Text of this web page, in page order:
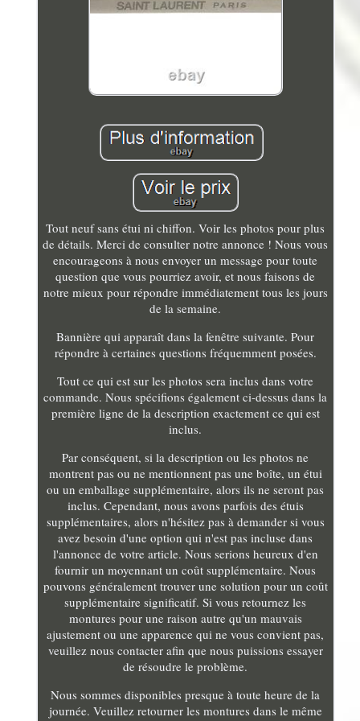
Tout neuf sans étui ni chiffon. Voir les photos pour plus
de détails. Merci de consulter notre annonce ! Nous vous
encourageons à nous envoyer un message pour toute
question que vous pourriez avoir, et nous faisons de
notre mieux pour répondre immédiatement tous les jours
de la semaine.
Bannière qui apparaît dans la fenêtre suivante. Pour
répondre à certaines questions fréquemment posées.
Tout ce qui est sur les photos sera inclus dans votre
commande. Nous spécifions également ci-dessus dans la
première ligne de la description exactement ce qui est
inclus.
Par conséquent, si la description ou les photos ne
montrent pas ou ne mentionnent pas une boîte, un étui
ou un emballage supplémentaire, alors ils ne seront pas
inclus. Cependant, nous avons parfois des étuis
supplémentaires, alors n'hésitez pas à demander si vous
avez besoin d'une option qui n'est pas incluse dans
l'annonce de votre article. Nous serions heureux d'en
fournir un moyennant un coût supplémentaire. Nous
pouvons généralement trouver une solution pour un coût
supplémentaire significatif. Si vous retournez les
montures pour une raison autre qu'un mauvais
ajustement ou une apparence qui ne vous convient pas,
veuillez nous contacter afin que nous puissions essayer
de résoudre le problème.
Nous sommes disponibles presque à toute heure de la
journée. Veuillez retourner les montures dans le même